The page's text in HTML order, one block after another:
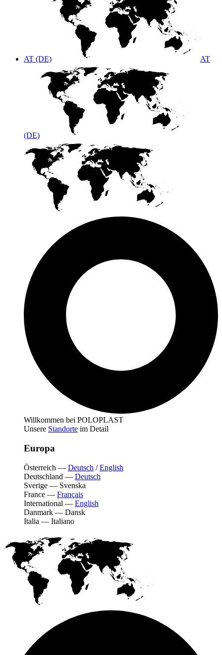
AT (DE) AT
(DE)
Willkommen bei POLOPLAST
Unsere Standorte im Detail
Europa
Österreich — Deutsch /English
Deutschland — Deutsch
Sverige — Svenska
France — Français
International — English
Danmark — Dansk
Italia — Italiano